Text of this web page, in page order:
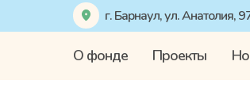
г. Барнаул, ул. Анатолия,
Проекты
О фонде